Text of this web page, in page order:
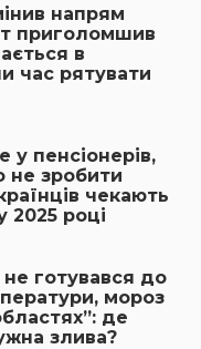
напрям
приголомшив
в
час рятувати
у пенсіонерів,
не зробити
чекають
2025 році
не готувався до
мороз
де
злива?